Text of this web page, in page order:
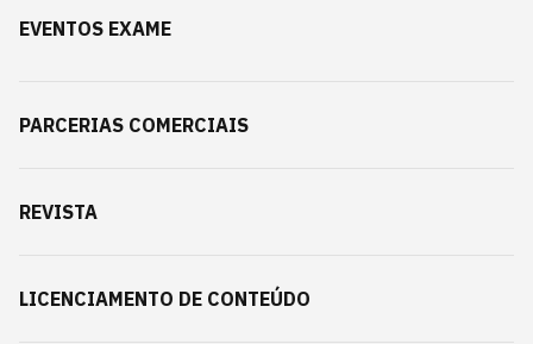
EVENTOS EXAME
PARCERIAS COMERCIAIS
REVISTA
LICENCIAMENTO DE CONTEÚDO